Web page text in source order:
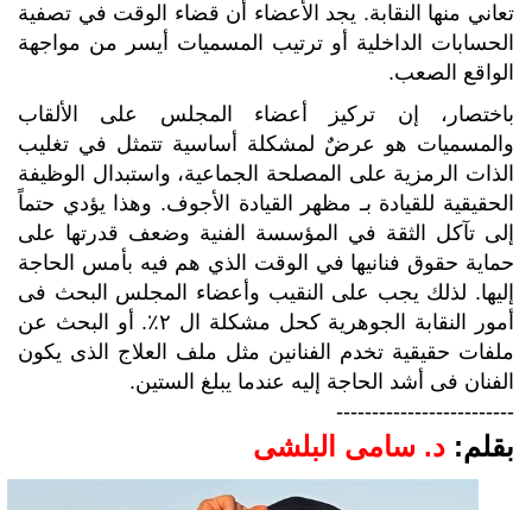
تعاني منها النقابة. يجد الأعضاء أن قضاء الوقت في تصفية
الحسابات الداخلية أو ترتيب المسميات أيسر من مواجهة
الواقع الصعب.
باختصار، إن تركيز أعضاء المجلس على الألقاب
والمسميات هو عرضٌ لمشكلة أساسية تتمثل في تغليب
الذات الرمزية على المصلحة الجماعية، واستبدال الوظيفة
الحقيقية للقيادة بـ مظهر القيادة الأجوف. وهذا يؤدي حتماً
إلى تآكل الثقة في المؤسسة الفنية وضعف قدرتها على
حماية حقوق فنانيها في الوقت الذي هم فيه بأمس الحاجة
إليها. لذلك يجب على النقيب وأعضاء المجلس البحث فى
أمور النقابة الجوهرية كحل مشكلة ال ٢٪. أو البحث عن
ملفات حقيقية تخدم الفنانين مثل ملف العلاج الذى يكون
الفنان فى أشد الحاجة إليه عندما يبلغ الستين.
-------------------------
بقلم: د. سامى البلشى